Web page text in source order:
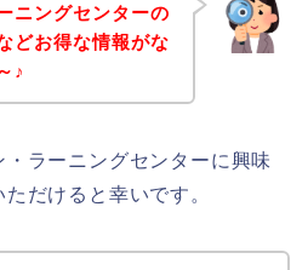
ニングセンターの
どお得な情報がな
♪
ラーニングセンターに興味
だけると幸いです。